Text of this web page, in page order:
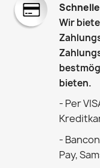
Wir
bieten.
- Per
-
Pay,